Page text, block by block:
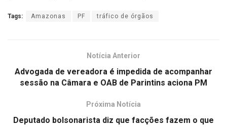
Tags: Amazonas PF tráfico de órgãos
Notícia Anterior
Advogada de vereadora é impedida de acompanhar
sessão na Câmara e OAB de Parintins aciona PM
Próxima Notícia
Deputado bolsonarista diz que facções fazem o que